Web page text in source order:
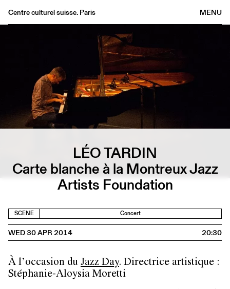
MENU
Centre culturel suisse. Paris
Archives
Publications
About
LÉO TARDIN
Carte blanche à la Montreux Jazz
Artists Foundation
SCENE Concert
WED 30 APR 2014 20:30
À l’occasion du Jazz Day. Directrice artistique :
Stéphanie-Aloysia Moretti